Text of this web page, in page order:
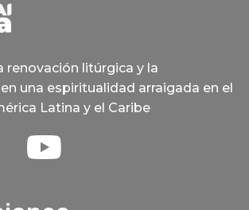
renovación litúrgica y la
una espiritualidad arraigada en el
Latina y el Caribe